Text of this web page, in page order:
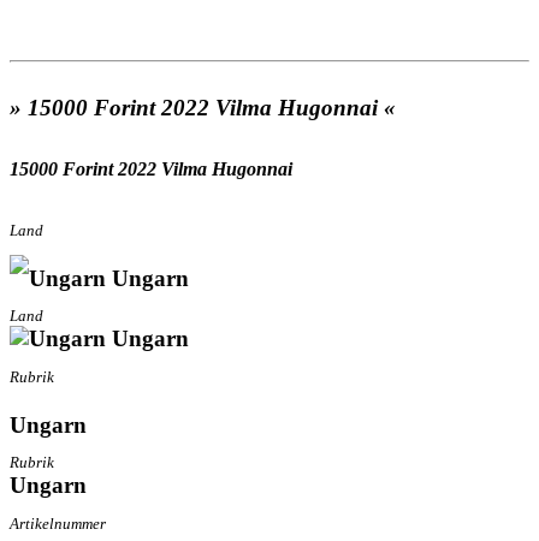
» 15000 Forint 2022 Vilma Hugonnai «
15000 Forint 2022 Vilma Hugonnai
Land
Ungarn
Land
Ungarn
Rubrik
Ungarn
Rubrik
Ungarn
Artikelnummer